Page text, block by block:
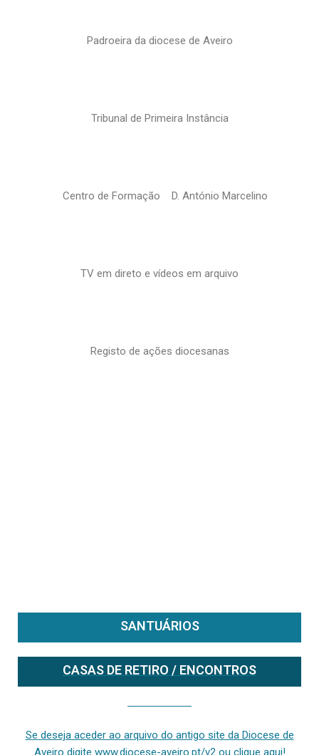
Padroeira da diocese de Aveiro
Tribunal de Primeira Instância
Centro de Formação D. António Marcelino
TV em direto e vídeos em arquivo
Registo de ações diocesanas
SANTUÁRIOS
CASAS DE RETIRO / ENCONTROS
Se deseja aceder ao arquivo do antigo site da Diocese de
Aveiro digite www.diocese-aveiro.pt/v2 ou clique aqui!